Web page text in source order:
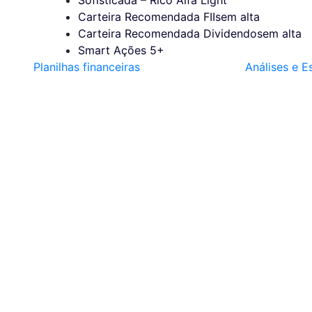
Carteira Recomendada FIIsem alta
Carteira Recomendada Dividendosem alta
Smart Ações 5+
Planilhas financeiras Análises e